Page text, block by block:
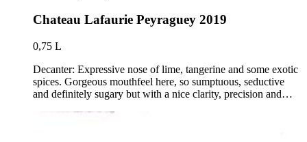
Chateau Lafaurie Peyraguey 2019
0,75 L
Decanter: Expressive nose of lime, tangerine and some exotic
spices. Gorgeous mouthfeel here, so sumptuous, seductive
and definitely sugary but with a nice clarity, precision and…